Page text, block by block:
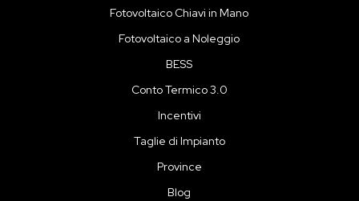
Fotovoltaico Chiavi in Mano
Fotovoltaico a Noleggio
BESS
Conto Termico 3.0
Incentivi
Taglie di Impianto
Province
Blog